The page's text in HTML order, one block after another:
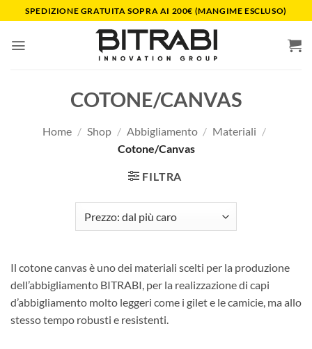
ai
contenuti
SPEDIZIONE GRATUITA SOPRA AI 200€ (MANGIME ESCLUSO)
COTONE/CANVAS
Home / Shop / Abbigliamento / Materiali /
Cotone/Canvas
FILTRA
Il cotone canvas è uno dei materiali scelti per la produzione
dell’abbigliamento BITRABI, per la realizzazione di capi
d’abbigliamento molto leggeri come i gilet e le camicie, ma allo
stesso tempo robusti e resistenti.